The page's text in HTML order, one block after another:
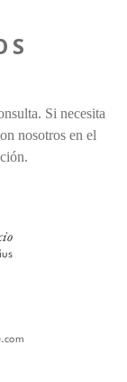
Niños
Si necesita
nosotros en el